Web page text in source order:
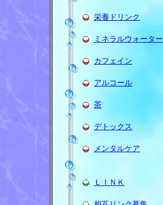
栄養ドリンク
ミネラルウォーター
カフェイン
アルコール
茶
デトックス
メンタルケア
ＬＩＮＫ